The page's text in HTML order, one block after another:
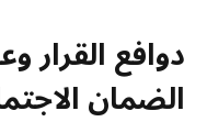
دوافع القرار
الضمان